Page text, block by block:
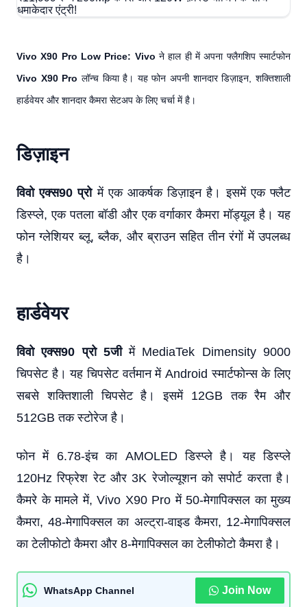
Vivo X90 Pro Low Price: Vivo ने हाल ही में अपना फ्लैगशिप स्मार्टफोन
Vivo X90 Pro लॉन्च किया है। यह फोन अपनी शानदार डिज़ाइन, शक्तिशाली
हार्डवेयर और शानदार कैमरा सेटअप के लिए चर्चा में है।
डिज़ाइन
विवो एक्स90 प्रोमें एक आकर्षक डिज़ाइन है। इसमें एक फ्लैट
डिस्प्ले, एक पतला बॉडी और एक वर्गाकार कैमरा मॉड्यूल है। यह
फोन ग्लेशियर ब्लू, ब्लैक, और ब्राउन सहित तीन रंगों में उपलब्ध
है।
हार्डवेयर
विवो एक्स90 प्रो 5जीमें MediaTek Dimensity 9000
चिपसेट है। यह चिपसेट वर्तमान में Android स्मार्टफोन्स के लिए
सबसे शक्तिशाली चिपसेट है। इसमें 12GB तक रैम और
512GB तक स्टोरेज है।
फोन में 6.78-इंच का AMOLED डिस्प्ले है। यह डिस्प्ले
120Hz रिफ्रेश रेट और 3K रेजोल्यूशन को सपोर्ट करता है।
कैमरे के मामले में, Vivo X90 Pro में 50-मेगापिक्सल का मुख्य
कैमरा, 48-मेगापिक्सल का अल्ट्रा-वाइड कैमरा, 12-मेगापिक्सल
का टेलीफोटो कैमरा और 8-मेगापिक्सल का टेलीफोटो कैमरा है।
WhatsApp Channel Join Now